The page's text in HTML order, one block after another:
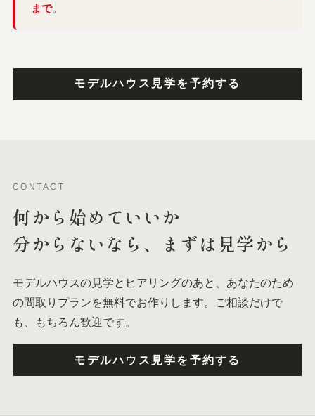
まで。
モデルハウス見学を予約する
CONTACT
何から 始めていいか
分からないなら、
まずは 見学から
モデルハウスの見学とヒアリングのあと、あなたのため
の間取りプランを無料でお作りします。ご相談だけで
も、もちろん歓迎です。
モデルハウス見学を予約する